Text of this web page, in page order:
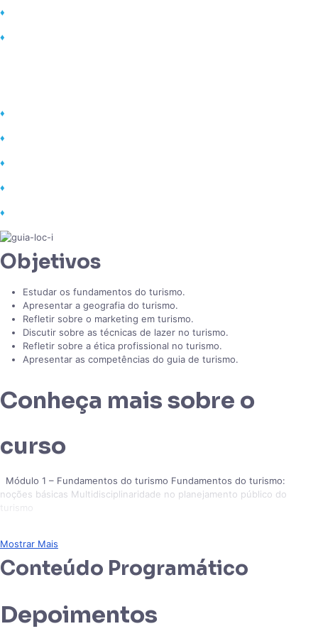
♦
♦
♦
♦
♦
♦
♦
Objetivos
Estudar os fundamentos do turismo.
Apresentar a geografia do turismo.
Refletir sobre o marketing em turismo.
Discutir sobre as técnicas de lazer no turismo.
Refletir sobre a ética profissional no turismo.
Apresentar as competências do guia de turismo.
Conheça mais sobre o
curso
Módulo 1 – Fundamentos do turismo Fundamentos do turismo:
noções básicas Multidisciplinaridade no planejamento público do
turismo
Mostrar Mais
Conteúdo Programático
Depoimentos